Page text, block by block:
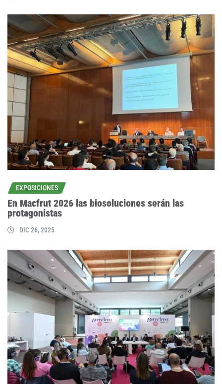
EXPOSICIONES
En Macfrut 2026 las biosoluciones serán las
protagonistas
DIC 26, 2025